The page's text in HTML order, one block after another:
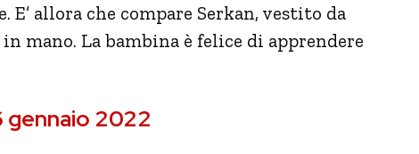
E’ allora che compare Serkan, vestito da
mano. La bambina è felice di apprendere
gennaio 2022